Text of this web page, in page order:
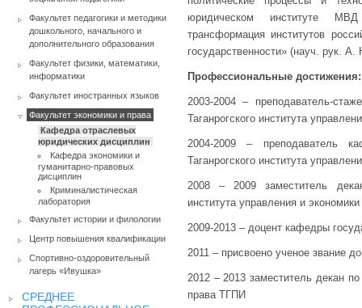
Факультет педагогики и методики
дошкольного, начального и
дополнительного образования
Факультет физики, математики,
информатики
Факультет иностранных языков
Факультет экономики и права
Кафедра отраслевых
юридических дисциплин
Кафедра экономики и
гуманитарно-правовых
дисциплин
Криминалистическая
лаборатория
Факультет истории и филологии
Центр повышения квалификации
Спортивно-оздоровительный
лагерь «Ивушка»
СРЕДНЕЕ
юридическом институте
трансформация институтов
государственности» (науч. рук.
Профессиональные достижения:
2003-2004 – преподаватель-
Таганрогского института
2004-2009 – преподаватель
Таганрогского института
2008 – 2009 заместитель
института управления и экономики
2009-2013 – доцент кафедры
2011 – присвоено ученое звание
2012 – 2013 заместитель декан
права ТГПИ